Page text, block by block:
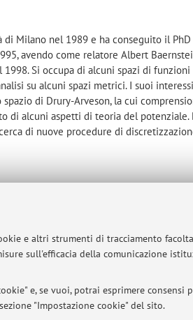
e altri strumenti di tracciamento
sull'efficacia della comunicazione
e, se vuoi, potrai esprimere
"Impostazione cookie" del sito.
Milano nel 1989 e ha conseguito il
avendo come relatore Albert
Si occupa di alcuni spazi di
su alcuni spazi metrici. I suoi
di Drury-Arveson, la cui
di alcuni aspetti di teoria del potenziale.
di nuove procedure di
33 - 40126 Bologna - Partita IVA: 01131710376